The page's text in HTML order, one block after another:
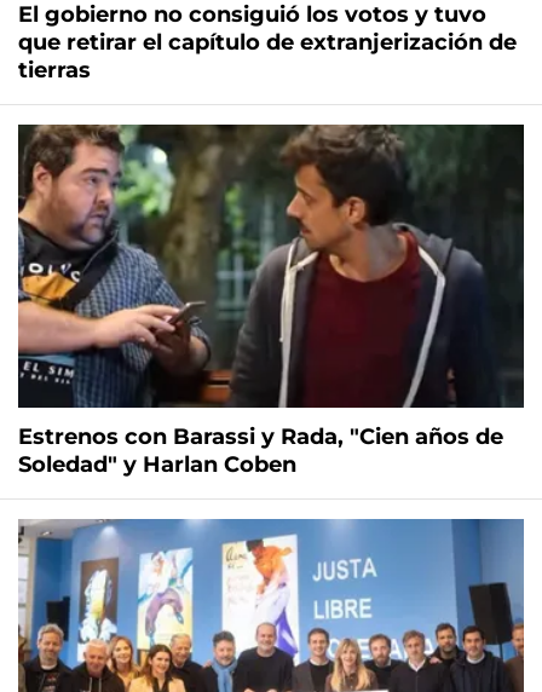
El gobierno no consiguió los votos y tuvo
que retirar el capítulo de extranjerización de
tierras
Estrenos con Barassi y Rada, "Cien años de
Soledad" y Harlan Coben